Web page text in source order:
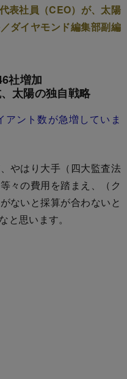
表社員（CEO）が、太陽
ダイヤモンド編集部副編
社増加
太陽の独自戦略
ント数が急増していま
やはり大手（四大監査法
々の費用を踏まえ、（ク
ないと採算が合わないと
と思います。